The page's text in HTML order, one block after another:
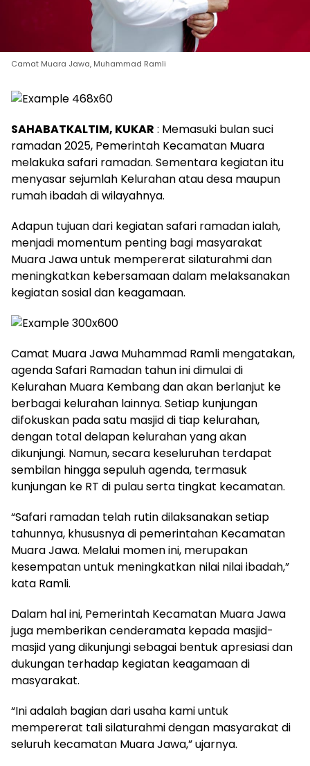
Camat Muara Jawa, Muhammad Ramli
SAHABATKALTIM, KUKAR : Memasuki bulan suci
ramadan 2025, Pemerintah Kecamatan Muara
melakuka safari ramadan. Sementara kegiatan itu
menyasar sejumlah Kelurahan atau desa maupun
rumah ibadah di wilayahnya.
Adapun tujuan dari kegiatan safari ramadan ialah,
menjadi momentum penting bagi masyarakat
Muara Jawa untuk mempererat silaturahmi dan
meningkatkan kebersamaan dalam melaksanakan
kegiatan sosial dan keagamaan.
Camat Muara Jawa Muhammad Ramli mengatakan,
agenda Safari Ramadan tahun ini dimulai di
Kelurahan Muara Kembang dan akan berlanjut ke
berbagai kelurahan lainnya. Setiap kunjungan
difokuskan pada satu masjid di tiap kelurahan,
dengan total delapan kelurahan yang akan
dikunjungi. Namun, secara keseluruhan terdapat
sembilan hingga sepuluh agenda, termasuk
kunjungan ke RT di pulau serta tingkat kecamatan.
“Safari ramadan telah rutin dilaksanakan setiap
tahunnya, khususnya di pemerintahan Kecamatan
Muara Jawa. Melalui momen ini, merupakan
kesempatan untuk meningkatkan nilai nilai ibadah,”
kata Ramli.
Dalam hal ini, Pemerintah Kecamatan Muara Jawa
juga memberikan cenderamata kepada masjid-
masjid yang dikunjungi sebagai bentuk apresiasi dan
dukungan terhadap kegiatan keagamaan di
masyarakat.
“Ini adalah bagian dari usaha kami untuk
mempererat tali silaturahmi dengan masyarakat di
seluruh kecamatan Muara Jawa,” ujarnya.